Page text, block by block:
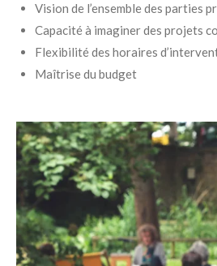
Vision de l’ensemble des parties
Capacité à imaginer des projets
Flexibilité des horaires
Maîtrise du budget